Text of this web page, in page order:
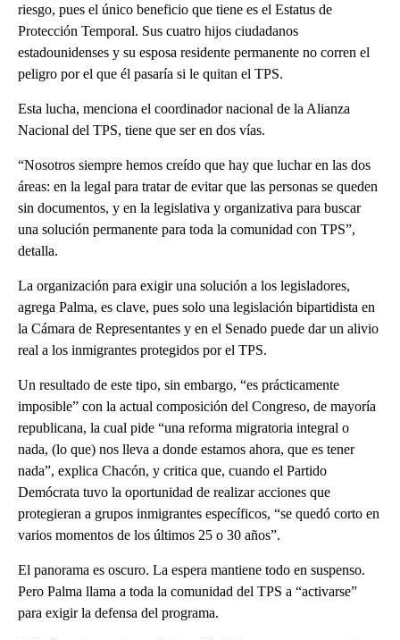
riesgo, pues el único beneficio que tiene es el Estatus de
Protección Temporal. Sus cuatro hijos ciudadanos
estadounidenses y su esposa residente permanente no corren el
peligro por el que él pasaría si le quitan el TPS.
Esta lucha, menciona el coordinador nacional de la Alianza
Nacional del TPS, tiene que ser en dos vías.
“Nosotros siempre hemos creído que hay que luchar en las dos
áreas: en la legal para tratar de evitar que las personas se queden
sin documentos, y en la legislativa y organizativa para buscar
una solución permanente para toda la comunidad con TPS”,
detalla.
La organización para exigir una solución a los legisladores,
agrega Palma, es clave, pues solo una legislación bipartidista en
la Cámara de Representantes y en el Senado puede dar un alivio
real a los inmigrantes protegidos por el TPS.
Un resultado de este tipo, sin embargo, “es prácticamente
imposible” con la actual composición del Congreso, de mayoría
republicana, la cual pide “una reforma migratoria integral o
nada, (lo que) nos lleva a donde estamos ahora, que es tener
nada”, explica Chacón, y critica que, cuando el Partido
Demócrata tuvo la oportunidad de realizar acciones que
protegieran a grupos inmigrantes específicos, “se quedó corto en
varios momentos de los últimos 25 o 30 años”.
El panorama es oscuro. La espera mantiene todo en suspenso.
Pero Palma llama a toda la comunidad del TPS a “activarse”
para exigir la defensa del programa.